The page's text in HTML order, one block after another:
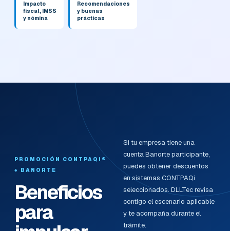
Impacto
fiscal, IMSS
y nómina
Recomendaciones
y buenas
prácticas
PROMOCIÓN CONTPAQi®
+ BANORTE
Beneficios
para
Si tu empresa tiene una
cuenta Banorte participante,
puedes obtener descuentos
en sistemas CONTPAQi
seleccionados. DLLTec revisa
contigo el escenario aplicable
y te acompaña durante el
trámite.